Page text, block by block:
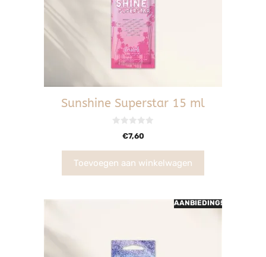
Sunshine Superstar 15 ml
n
5
€7,60
Toevoegen aan winkelwagen
AANBIEDING!